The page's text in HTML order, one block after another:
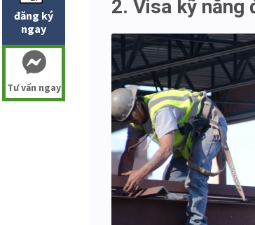
đăng ký
ngay
Tư vấn ngay
2. Visa kỹ năng